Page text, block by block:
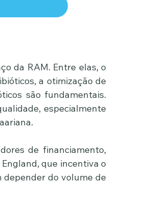
da RAM. Entre elas, o
a otimização de
são fundamentais.
especialmente
de financiamento,
que incentiva o
do volume de